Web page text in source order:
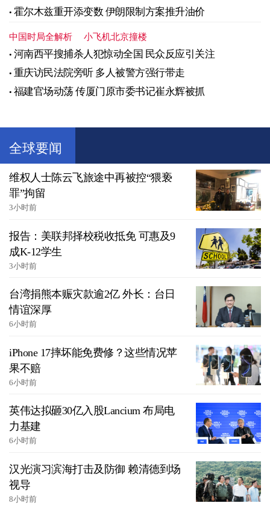
霍尔木兹重开添变数 伊朗限制方案推升油价
中国时局全解析 小飞机北京撞楼
河南西平搜捕杀人犯惊动全国 民众反应引关注
重庆访民法院旁听 多人被警方强行带走
福建官场动荡 传厦门原市委书记崔永辉被抓
全球要闻
维权人士陈云飞旅途中再被控“猥亵
罪”拘留
3小时前
报告：美联邦择校税收抵免 可惠及9
成K-12学生
3小时前
台湾捐熊本赈灾款逾2亿 外长：台日
情谊深厚
6小时前
iPhone 17摔坏能免费修？这些情况苹
果不赔
6小时前
英伟达拟砸30亿入股Lancium 布局电
力基建
6小时前
汉光演习滨海打击及防御 赖清德到场
视导
8小时前